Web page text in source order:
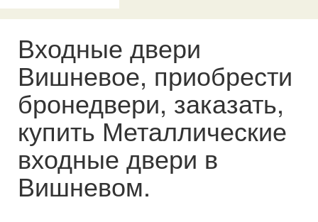
Входные двери
Вишневое, приобрести
бронедвери, заказать,
купить Металлические
входные двери в
Вишневом.